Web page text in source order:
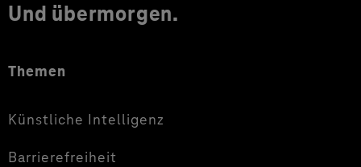
Und übermorgen.
Themen
Künstliche Intelligenz
Barrierefreiheit